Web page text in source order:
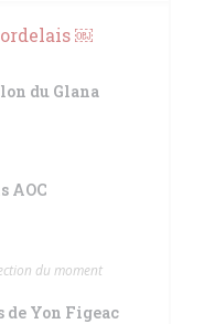
￼
du Glana
AOC
du moment
de Yon Figeac